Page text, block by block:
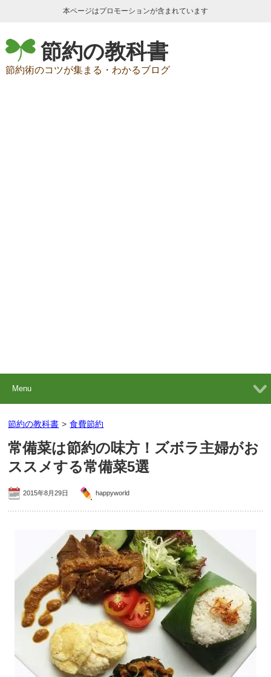
本ページはプロモーションが含まれています
節約の教科書
節約術のコツが集まる・わかるブログ
Menu
節約の教科書 > 食費節約
常備菜は節約の味方！ズボラ主婦がお
ススメする常備菜5選
2015年8月29日 happyworld